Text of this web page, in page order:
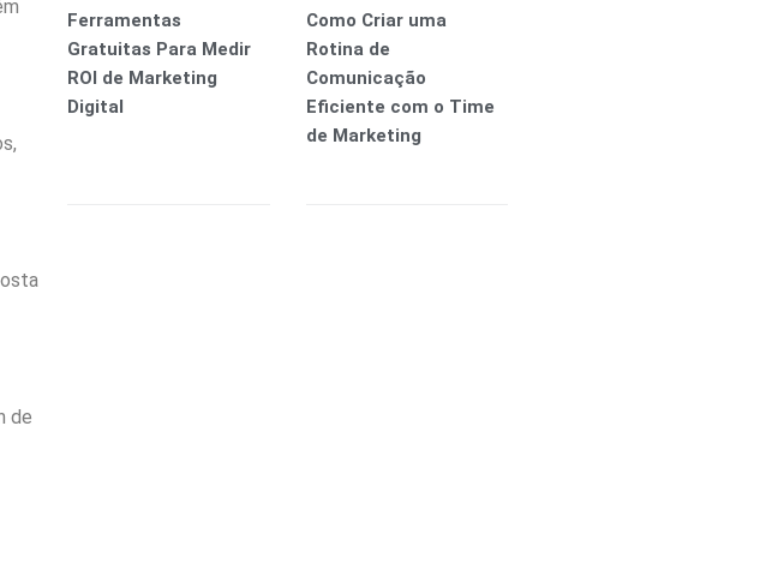
de
Ferramentas
Gratuitas Para Medir
ROI de Marketing
Digital
Como Criar uma
Rotina de
Comunicação
Eficiente com o Time
de Marketing